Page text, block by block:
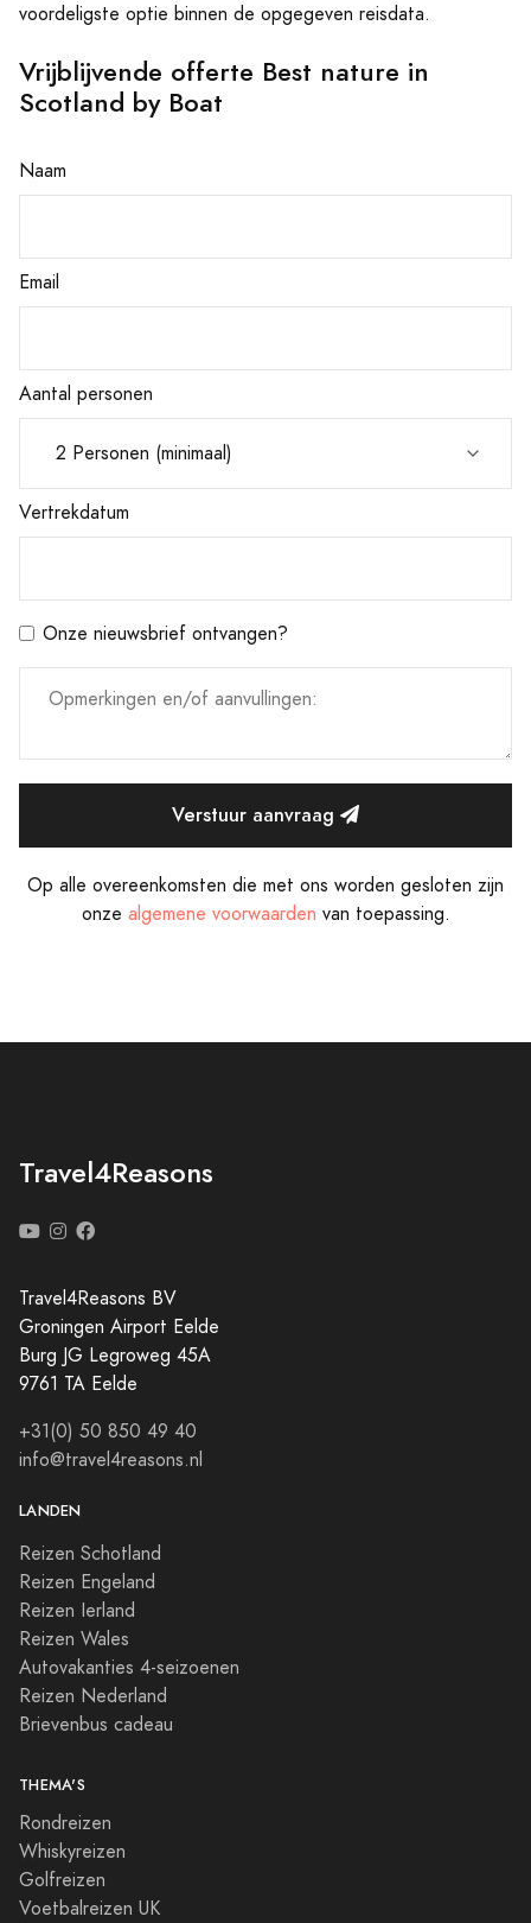
voordeligste optie binnen de opgegeven reisdata.
Vrijblijvende offerte Best nature in
Scotland by Boat
Naam
Email
Aantal personen
Vertrekdatum
Onze nieuwsbrief ontvangen?
Verstuur aanvraag
Op alle overeenkomsten die met ons worden gesloten zijn
onze algemene voorwaarden van toepassing.
Travel4Reasons
Travel4Reasons BV
Groningen Airport Eelde
Burg JG Legroweg 45A
9761 TA Eelde
+31(0) 50 850 49 40
info@travel4reasons.nl
LANDEN
Reizen Schotland
Reizen Engeland
Reizen Ierland
Reizen Wales
Autovakanties 4-seizoenen
Reizen Nederland
Brievenbus cadeau
THEMA'S
Rondreizen
Whiskyreizen
Golfreizen
Voetbalreizen UK